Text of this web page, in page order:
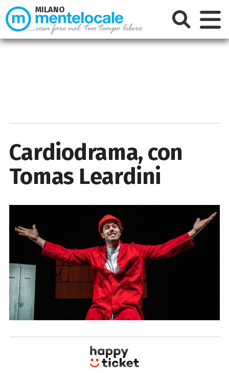
Cardiodrama, con
Tomas Leardini
MILANO